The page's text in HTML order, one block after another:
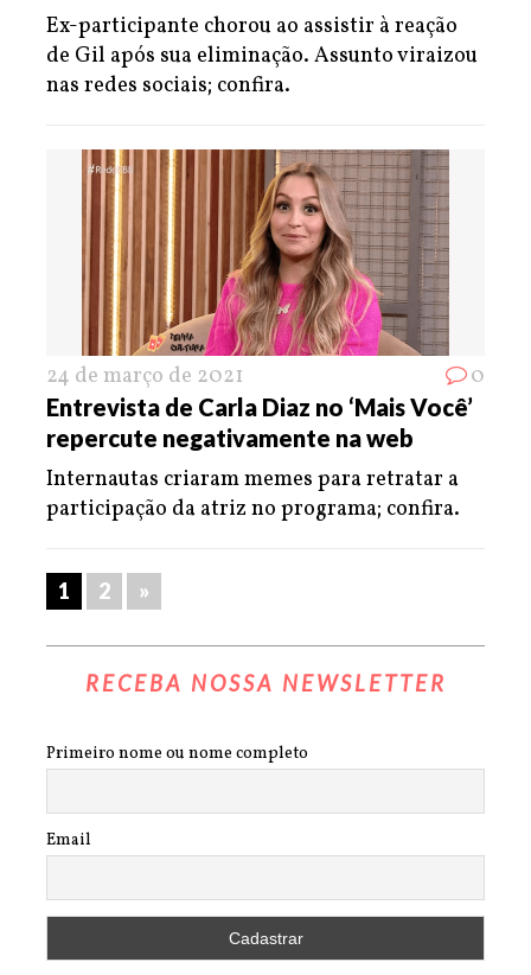
Ex-participante chorou ao assistir à reação
de Gil após sua eliminação. Assunto viraizou
nas redes sociais; confira.
24 de março de 2021 0
Entrevista de Carla Diaz no ‘Mais Você’
repercute negativamente na web
Internautas criaram memes para retratar a
participação da atriz no programa; confira.
1 2 »
RECEBA NOSSA NEWSLETTER
Primeiro nome ou nome completo
Email